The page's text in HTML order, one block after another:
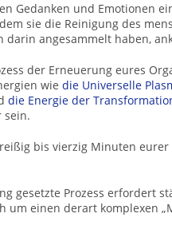
Gedanken und Emotionen
sie die Reinigung des
darin angesammelt haben,
der Erneuerung eures
wie die Universelle
die Energie der
sein.
bis vierzig Minuten
gesetzte Prozess erfordert
einen derart komplexen